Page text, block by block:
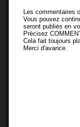
Les commentaires
Vous pouvez
seront publiés en
Précisez
Cela fait toujours
Merci d'avance.